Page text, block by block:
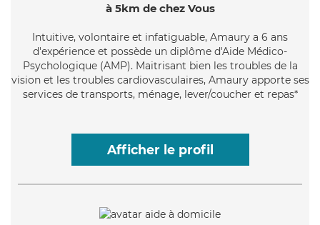
à 5km de chez Vous
Intuitive, volontaire et infatiguable, Amaury a 6 ans
d'expérience et possède un diplôme d'Aide Médico-
Psychologique (AMP). Maitrisant bien les troubles de la
vision et les troubles cardiovasculaires, Amaury apporte ses
services de transports, ménage, lever/coucher et repas*
Afficher le profil